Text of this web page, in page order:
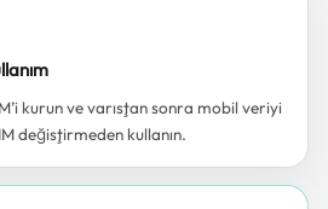
kurun ve varıştan sonra mobil veriyi
değiştirmeden kullanın.